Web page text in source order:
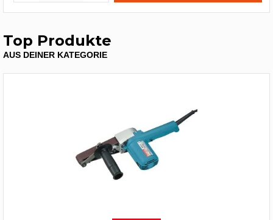
Top Produkte
AUS DEINER KATEGORIE